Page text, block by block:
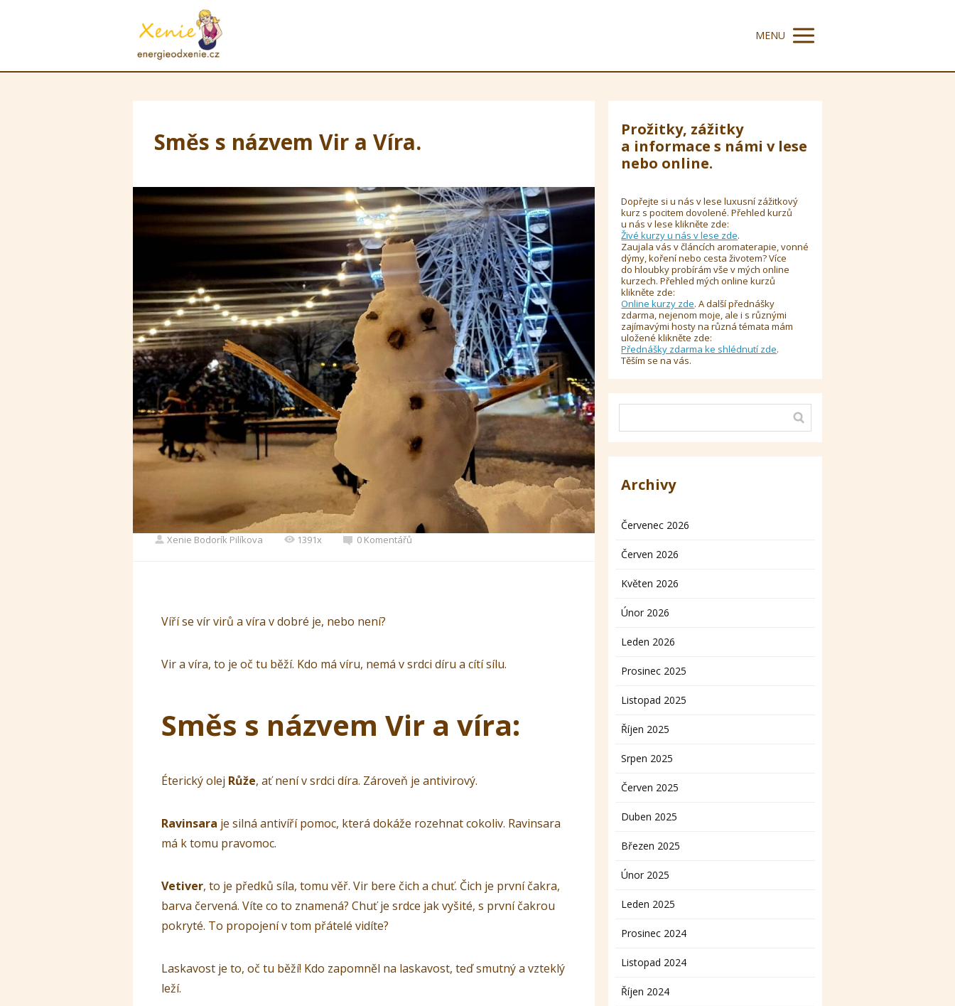
MENU
Směs s názvem Vir a Víra.
Xenie Bodorík Pilíkova 1391x 0 Komentářů
Víří se vír virů a víra v dobré je, nebo není?
Vir a víra, to je oč tu běží. Kdo má víru, nemá v srdci díru a cítí sílu.
Směs s názvem Vir a víra:
Éterický olej Růže, ať není v srdci díra. Zároveň je antivirový.
Ravinsara je silná antivíří pomoc, která dokáže rozehnat cokoliv. Ravinsara
má k tomu pravomoc.
Vetiver, to je předků síla, tomu věř. Vir bere čich a chuť. Čich je první čakra,
barva červená. Víte co to znamená? Chuť je srdce jak vyšité, s první čakrou
pokryté. To propojení v tom přátelé vidíte?
Laskavost je to, oč tu běží! Kdo zapomněl na laskavost, teď smutný a vzteklý
leží.
Prožitky, zážitky
a informace s námi v lese
nebo online.
Dopřejte si u nás v lese luxusní zážitkový
kurz s pocitem dovolené. Přehled kurzů
u nás v lese klikněte zde:
Živé kurzy u nás v lese zde.
Zaujala vás v článcích aromaterapie, vonné
dýmy, koření nebo cesta životem? Více
do hloubky probírám vše v mých online
kurzech. Přehled mých online kurzů
klikněte zde:
Online kurzy zde. A další přednášky
zdarma, nejenom moje, ale i s různými
zajímavými hosty na různá témata mám
uložené klikněte zde:
Přednášky zdarma ke shlédnutí zde.
Těším se na vás.
Archivy
Červenec 2026
Červen 2026
Květen 2026
Únor 2026
Leden 2026
Prosinec 2025
Listopad 2025
Říjen 2025
Srpen 2025
Červen 2025
Duben 2025
Březen 2025
Únor 2025
Leden 2025
Prosinec 2024
Listopad 2024
Říjen 2024